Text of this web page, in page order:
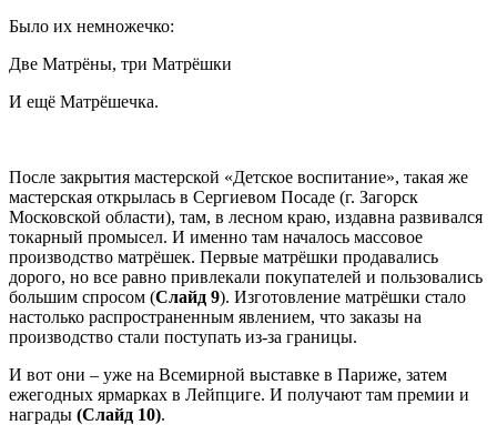
Было их немножечко:
Две Матрёны, три Матрёшки
И ещё Матрёшечка.
После закрытия мастерской «Детское воспитание», такая же
мастерская открылась в Сергиевом Посаде (г. Загорск
Московской области), там, в лесном краю, издавна развивался
токарный промысел. И именно там началось массовое
производство матрёшек. Первые матрёшки продавались
дорого, но все равно привлекали покупателей и пользовались
большим спросом (Слайд 9). Изготовление матрёшки стало
настолько распространенным явлением, что заказы на
производство стали поступать из-за границы.
И вот они – уже на Всемирной выставке в Париже, затем
ежегодных ярмарках в Лейпциге. И получают там премии и
награды (Слайд 10).